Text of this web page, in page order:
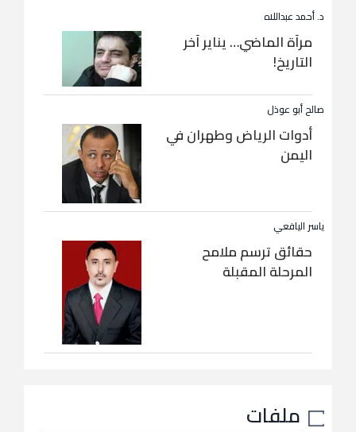
د. أحمد عبداللاه
مرآة الماضي… يناير آخر
التاريخ!
صالح أبو عوذل
أدوات الرياض وطهران في
اليمن
ياسر اليافعي
حقائق ترسم ملامح
المرحلة المقبلة
ملفات